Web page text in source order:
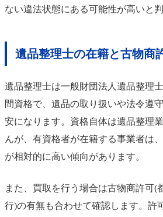
ない違法状態にある可能性が高いと判
遺品整理士の在籍と古物商
遺品整理士は一般財団法人遺品整理
間資格で、遺品の取り扱いや法令遵
安になります。資格自体は遺品整理
んが、有資格者が在籍する事業者は
が相対的に高い傾向があります。
また、買取を行う場合は古物商許可(
行)の有無も合わせて確認します。許